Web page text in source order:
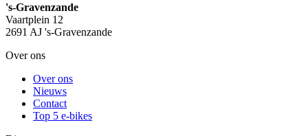
's-Gravenzande
Vaartplein 12
2691 AJ 's-Gravenzande
Over ons
Over ons
Nieuws
Contact
Top 5 e-bikes